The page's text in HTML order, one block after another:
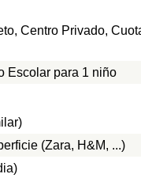
Centro Privado,
Escolar para 1 niño
(Zara, H&M, ...)